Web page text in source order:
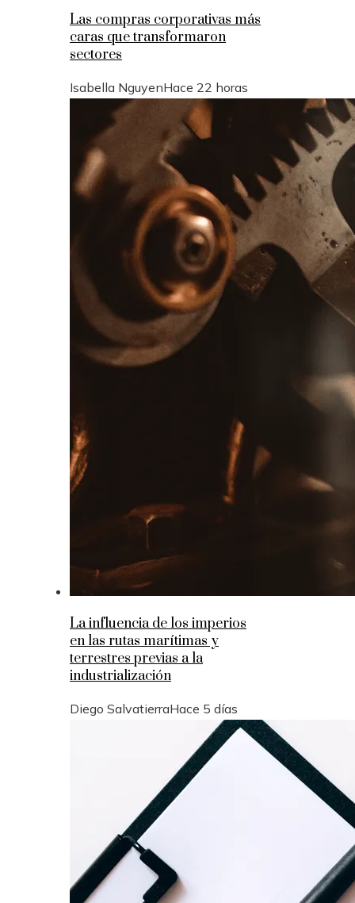
Las compras corporativas más
caras que transformaron
sectores
Isabella NguyenHace 22 horas
La influencia de los imperios
en las rutas marítimas y
terrestres previas a la
industrialización
Diego SalvatierraHace 5 días